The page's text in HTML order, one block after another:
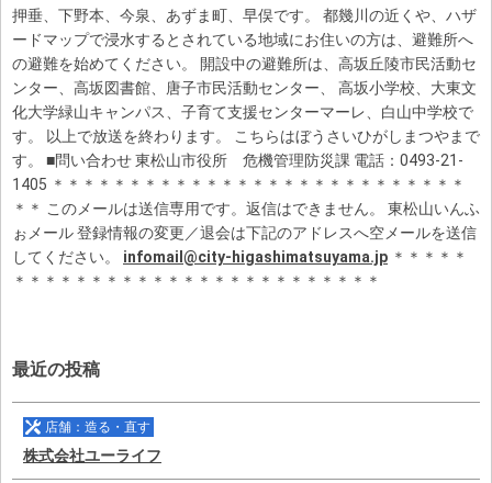
押垂、下野本、今泉、あずま町、早俣です。 都幾川の近くや、ハザ
ードマップで浸水するとされている地域にお住いの方は、避難所へ
の避難を始めてください。 開設中の避難所は、高坂丘陵市民活動セ
ンター、高坂図書館、唐子市民活動センター、 高坂小学校、大東文
化大学緑山キャンパス、子育て支援センターマーレ、白山中学校で
す。 以上で放送を終わります。 こちらはぼうさいひがしまつやまで
す。 ■問い合わせ 東松山市役所 危機管理防災課 電話：0493-21-
1405 ＊＊＊＊＊＊＊＊＊＊＊＊＊＊＊＊＊＊＊＊＊＊＊＊＊＊＊
＊＊ このメールは送信専用です。返信はできません。 東松山いんふ
ぉメール 登録情報の変更／退会は下記のアドレスへ空メールを送信
してください。 infomail@city-higashimatsuyama.jp ＊＊＊＊＊
＊＊＊＊＊＊＊＊＊＊＊＊＊＊＊＊＊＊＊＊＊＊＊＊
最近の投稿
店舗：造る・直す
株式会社ユーライフ